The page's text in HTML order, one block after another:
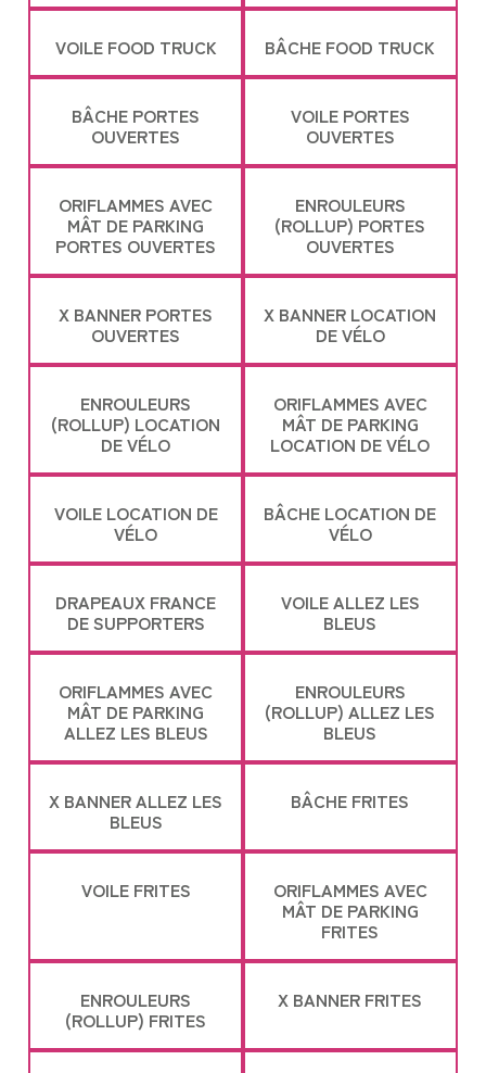
VOILE FOOD TRUCK BÂCHE FOOD TRUCK
BÂCHE PORTES
OUVERTES
VOILE PORTES
OUVERTES
ORIFLAMMES AVEC
MÂT DE PARKING
PORTES OUVERTES
ENROULEURS
(ROLLUP) PORTES
OUVERTES
X BANNER PORTES
OUVERTES
X BANNER LOCATION
DE VÉLO
ENROULEURS
(ROLLUP) LOCATION
DE VÉLO
ORIFLAMMES AVEC
MÂT DE PARKING
LOCATION DE VÉLO
VOILE LOCATION DE
VÉLO
BÂCHE LOCATION DE
VÉLO
DRAPEAUX FRANCE
DE SUPPORTERS
VOILE ALLEZ LES
BLEUS
ORIFLAMMES AVEC
MÂT DE PARKING
ALLEZ LES BLEUS
ENROULEURS
(ROLLUP) ALLEZ LES
BLEUS
X BANNER ALLEZ LES
BLEUS
BÂCHE FRITES
VOILE FRITES ORIFLAMMES AVEC
MÂT DE PARKING
FRITES
ENROULEURS
(ROLLUP) FRITES
X BANNER FRITES